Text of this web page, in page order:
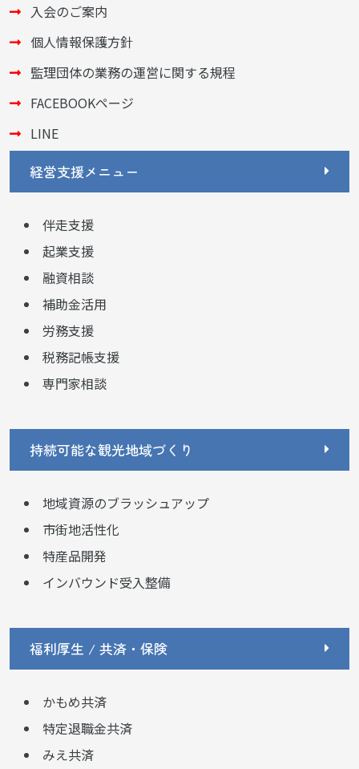
入会のご案内
個人情報保護方針
監理団体の業務の運営に関する規程
FACEBOOKページ
LINE
経営支援メニュー
伴走支援
起業支援
融資相談
補助金活用
労務支援
税務記帳支援
専門家相談
持続可能な観光地域づくり
地域資源のブラッシュアップ
市街地活性化
特産品開発
インバウンド受入整備
福利厚生 / 共済・保険
かもめ共済
特定退職金共済
みえ共済